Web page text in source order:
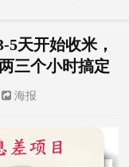
5天开始收米，
三个小时搞定
海报